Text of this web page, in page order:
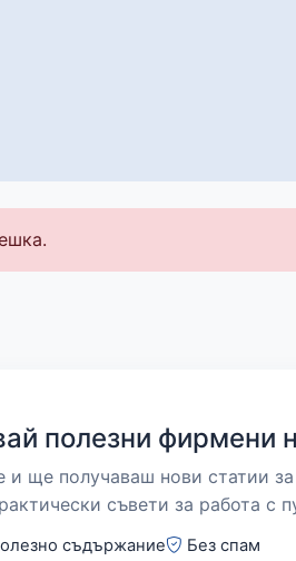
полезни фирмени
и ще получаваш нови статии
съвети за работа с
съдържание Без спам